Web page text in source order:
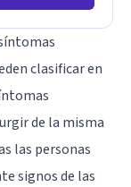
clasificar en
de la misma
las personas
signos de las